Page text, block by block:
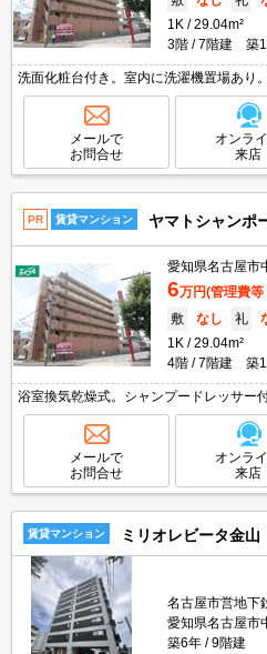
1K
29.04m²
3階
7階建 築
洗面化粧台付き。室内に洗濯機置場あり
保証委託料（賃料総額に対し、初回額
クリーニング料金55,000円。
メールで
お問合せ
オンラ
来店
PR 賃貸マンション ヤマトシャンポ
愛知県名古屋市
6万円(管理費
敷
なし 礼
1K
29.04m²
4階
7階建 築
浴室換気乾燥式。シャンプードレッサー
ローゼット付。保証委託料（賃料総額に
退去時、ルームクリーニング料金44,000
メールで
お問合せ
オンラ
来店
賃貸マンション ミリオレビータ金山
名古屋市営地下
愛知県名古屋市
築6年
9階建